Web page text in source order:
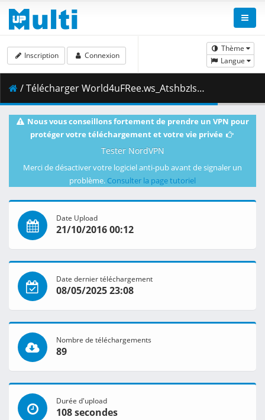
Thème
Langue
Inscription Connexion
/ Télécharger World4uFRee.ws_AtshbzIsq72Pun.mkv.004 ( 203.27 MB )
Nous vous conseillons fortement de prendre un VPN pour
protéger votre téléchargement et votre vie privée
Tester NordVPN
Merci de désactiver votre logiciel anti-pub avant de signaler un
problème. Consulter la page tutoriel
Date Upload
21/10/2016 00:12
Date dernier téléchargement
08/05/2025 23:08
Nombre de téléchargements
89
Durée d'upload
108 secondes